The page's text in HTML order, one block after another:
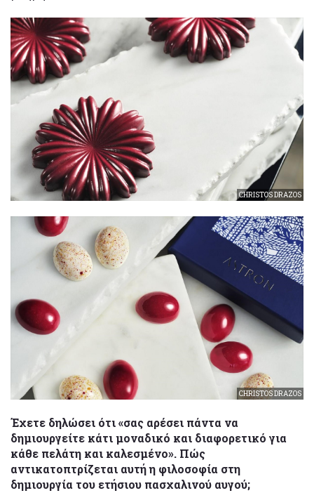
CHRISTOS DRAZOS
CHRISTOS DRAZOS
Έχετε δηλώσει ότι «σας αρέσει πάντα να
δημιουργείτε κάτι μοναδικό και διαφορετικό για
κάθε πελάτη και καλεσμένο». Πώς
αντικατοπτρίζεται αυτή η φιλοσοφία στη
δημιουργία του ετήσιου πασχαλινού αυγού;